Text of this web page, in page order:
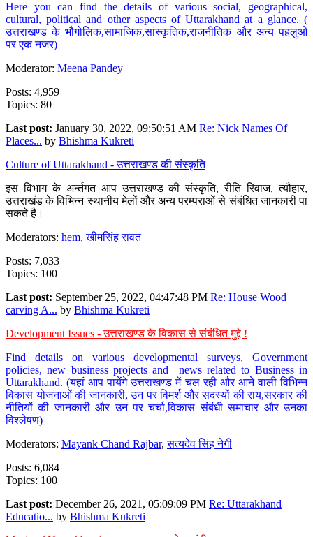
Here you can find the details of various social, geographical,
cultural, political and other aspects of Uttarakhand at a glance. (
उत्तराखण्ड के भौगोलिक,सामाजिक,सांस्कृतिक,राजनीतिक और अन्य पहलुओं
पर एक नजर)
Moderator: Meena Pandey
Posts: 4,959
Topics: 80
Last post: January 30, 2022, 09:50:51 AM Re: Nick Names Of
Places... by Bhishma Kukreti
Culture of Uttarakhand - उत्तराखण्ड की संस्कृति
इस विभाग के अर्न्तगत आप उत्तराखण्ड की संस्कृति, रीति रिवाज, त्यौहार,
उत्तराखंड के विभिन्न स्थानीय मेलों और अन्य परम्पराओं से संबंधित जानकारी पा
सकते है।
Moderators: hem,खीमसिंह रावत
Posts: 7,033
Topics: 100
Last post: September 25, 2022, 04:47:48 PM Re: House Wood
carving A... by Bhishma Kukreti
Development Issues - उत्तराखण्ड के विकास से संबंधित मुद्दे !
Find details on various developmental surveys, Government
policies, new business projects and news related to Business in
Uttarakhand. (यहां आप पायेंगे उत्तराखण्ड में चल रही और आने वाली विभिन्न
विकास योजनाओं की जानकारी, उन पर विमर्श और सदस्यों की राय,सरकार की
नीतियों की जानकारी और उन पर चर्चा,विकास संबंधी समाचार और उनका
विश्लेषण)
Moderators: Mayank Chand Rajbar,सत्यदेव सिंह नेगी
Posts: 6,084
Topics: 100
Last post: December 26, 2021, 05:09:09 PM Re: Uttarakhand
Educatio... by Bhishma Kukreti